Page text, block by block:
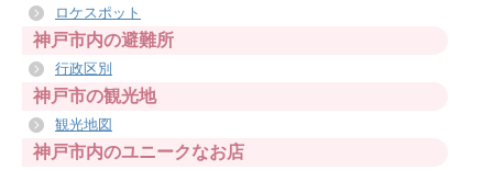
ロケスポット
神戸市内の避難所
行政区別
神戸市の観光地
観光地図
神戸市内のユニークなお店